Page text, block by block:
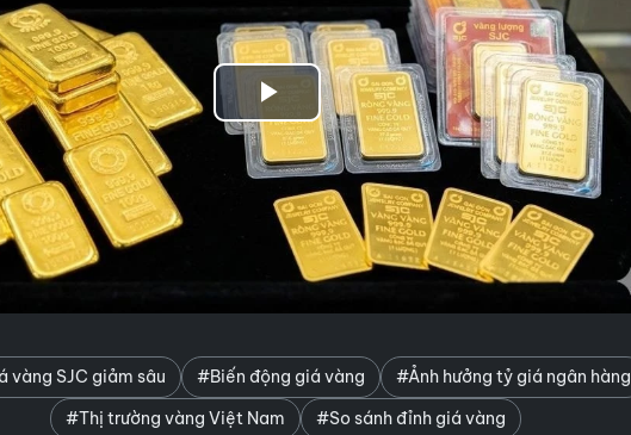
Play
Video
vàng SJC giảm sâu #Biến động giá vàng
#Ảnh hưởng tỷ giá ngân hàng
#Thị trường vàng Việt Nam
#So sánh đỉnh giá vàng